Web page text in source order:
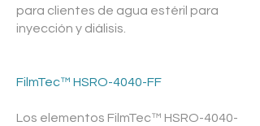
para clientes de agua estéril para
inyección y diálisis.
FilmTec™ HSRO-4040-FF
Los elementos FilmTec™ HSRO-4040-